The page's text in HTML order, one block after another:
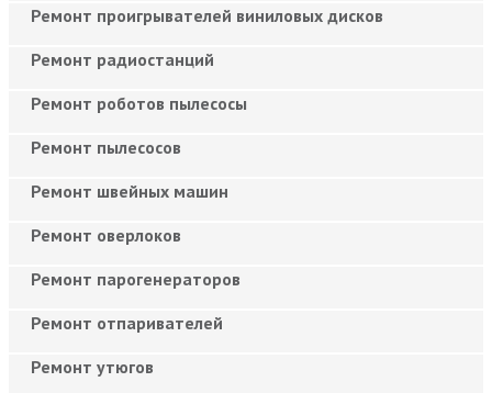
Ремонт проигрывателей виниловых дисков
Ремонт радиостанций
Ремонт роботов пылесосы
Ремонт пылесосов
Ремонт швейных машин
Ремонт оверлоков
Ремонт парогенераторов
Ремонт отпаривателей
Ремонт утюгов